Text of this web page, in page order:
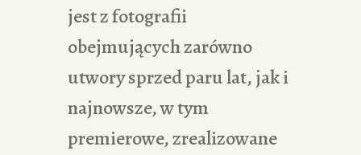
jest z fotografii
obejmujących zarówno
utwory sprzed paru lat, jak i
najnowsze, w tym
premierowe, zrealizowane